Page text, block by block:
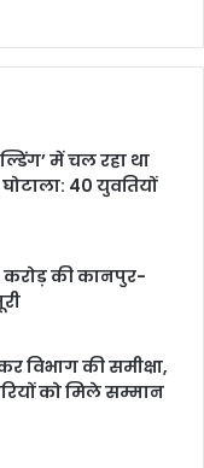
में चल रहा था
40 युवतियों
करोड़ की कानपुर-
विभाग की समीक्षा,
को मिले सम्मान